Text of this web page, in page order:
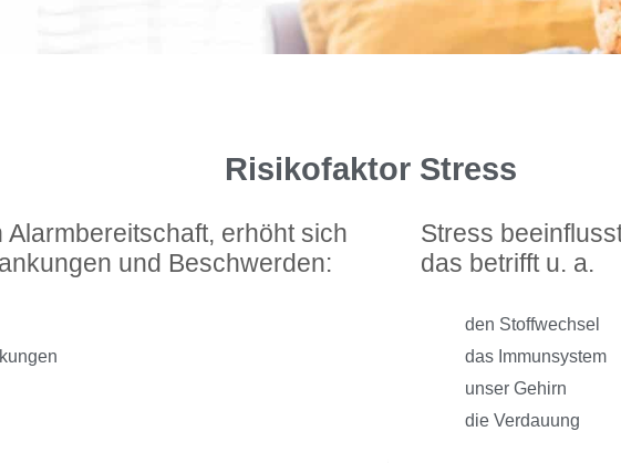
Risikofaktor Stress
erhöht sich
und Beschwerden:
Stress
das betrifft u. a.
den Stoffwechsel
das Immunsystem
unser Gehirn
die Verdauung